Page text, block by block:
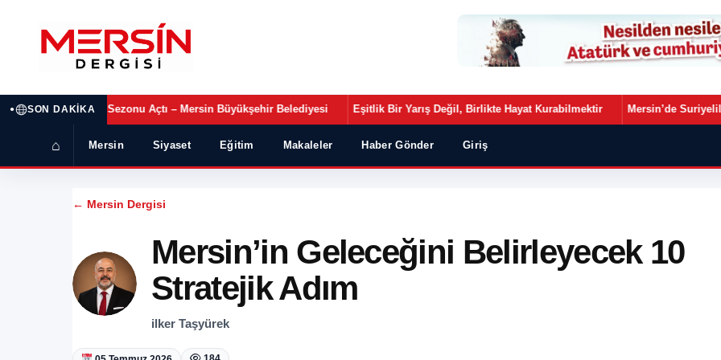
SON DAKIKA
Sezonu Açtı – Mersin Büyükşehir Belediyesi •Eşitlik Bir Yarış Değil, Birlikte Hayat Kurabilmektir •Mersin’de Suriyelilerin Son
⌂ Mersin Siyaset Eğitim Makaleler Haber Gönder Giriş
← Mersin Dergisi
Mersin’in Geleceğini Belirleyecek 10
Stratejik Adım
ilker Taşyürek